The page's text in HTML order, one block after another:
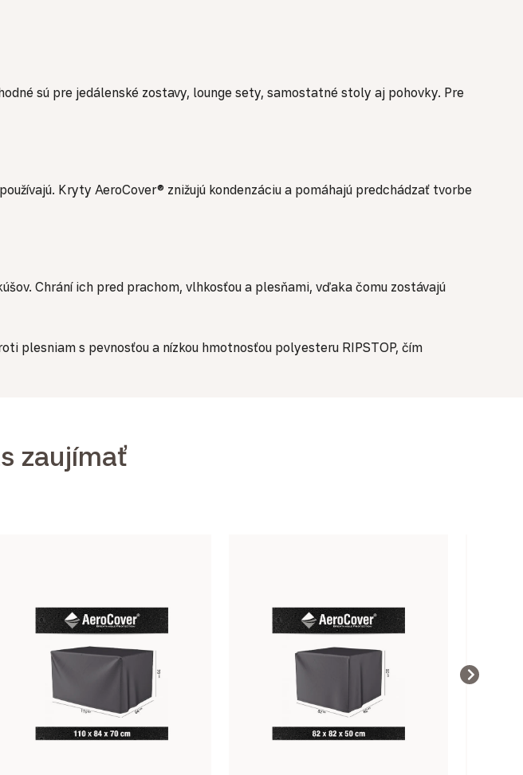
sú pre jedálenské zostavy, lounge sety, samostatné stoly aj pohovky. Pre
Kryty AeroCover® znižujú kondenzáciu a pomáhajú predchádzať tvorbe
Chrání ich pred prachom, vlhkosťou a plesňami, vďaka čomu zostávajú
plesniam s pevnosťou a nízkou hmotnosťou polyesteru RIPSTOP, čím
zaujímať